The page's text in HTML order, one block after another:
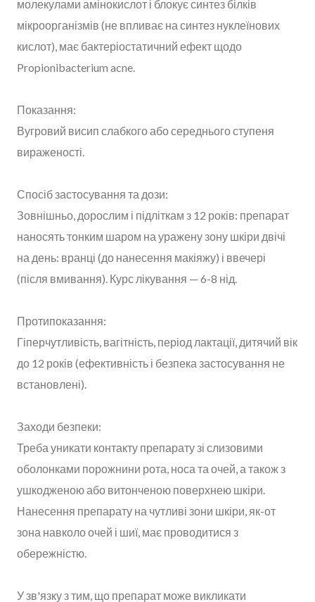
молекулами амінокислот і блокує синтез білків
мікроорганізмів (не впливає на синтез нуклеїнових
кислот), має бактеріостатичний ефект щодо
Propionibacterium acne.
Показання:
Вугровий висип слабкого або середнього ступеня
вираженості.
Спосіб застосування та дози:
Зовнішньо, дорослим і підліткам з 12 років: препарат
наносять тонким шаром на уражену зону шкіри двічі
на день: вранці (до нанесення макіяжу) і ввечері
(після вмивання). Курс лікування — 6-8 нід.
Протипоказання:
Гіперчутливість, вагітність, період лактації, дитячий вік
до 12 років (ефективність і безпека застосування не
встановлені).
Заходи безпеки:
Треба уникати контакту препарату зі слизовими
оболонками порожнини рота, носа та очей, а також з
ушкодженою або витонченою поверхнею шкіри.
Нанесення препарату на чутливі зони шкіри, як-от
зона навколо очей і шиї, має проводитися з
обережністю.
У зв'язку з тим, що препарат може викликати